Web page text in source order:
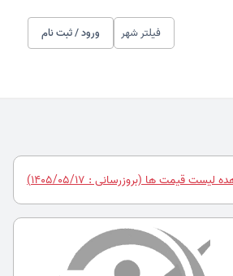
فیلتر شهر ورود / ثبت نام
لیست قیمت ها (بروزرسانی : 1405/05/17)